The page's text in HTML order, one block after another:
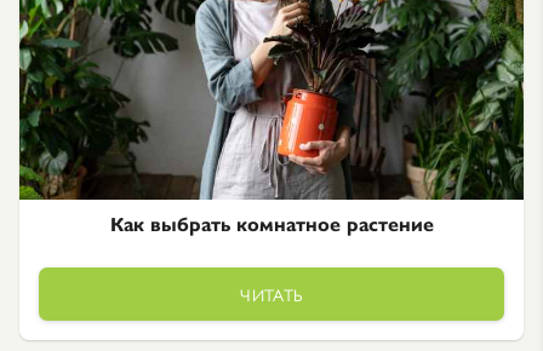
Как выбрать комнатное растение
ЧИТАТЬ